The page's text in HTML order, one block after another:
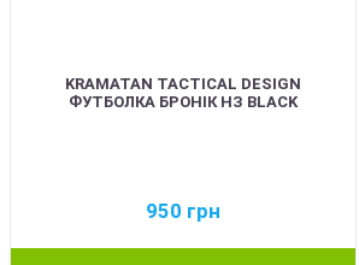
KRAMATAN TACTICAL DESIGN
ФУТБОЛКА БРОНІК НЗ BLACK
950 грн